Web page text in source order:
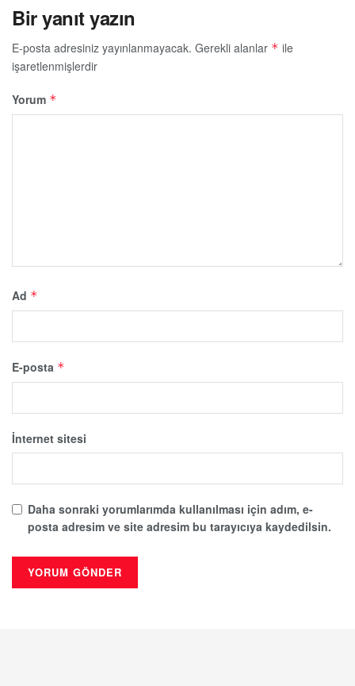
Bir yanıt yazın
E-posta adresiniz yayınlanmayacak. Gerekli alanlar * ile
işaretlenmişlerdir
Yorum *
Ad *
E-posta *
İnternet sitesi
Daha sonraki yorumlarımda kullanılması için adım, e-
posta adresim ve site adresim bu tarayıcıya kaydedilsin.